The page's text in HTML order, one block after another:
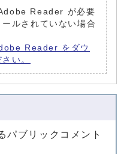
Reader が必要
ルされていない場合
Reader をダウ
い。
パブリックコメント